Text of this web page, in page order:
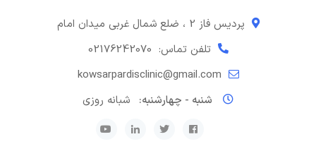
پردیس فاز 2 ، ضلع شمال غربی میدان امام
تلفن تماس: 02176242070
kowsarpardisclinic@gmail.com
شنبه - چهارشنبه:
شبانه روزی